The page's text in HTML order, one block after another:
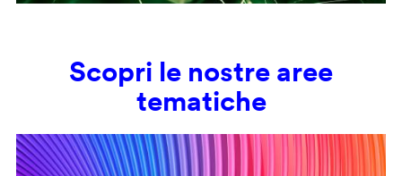
Scopri le nostre aree
tematiche